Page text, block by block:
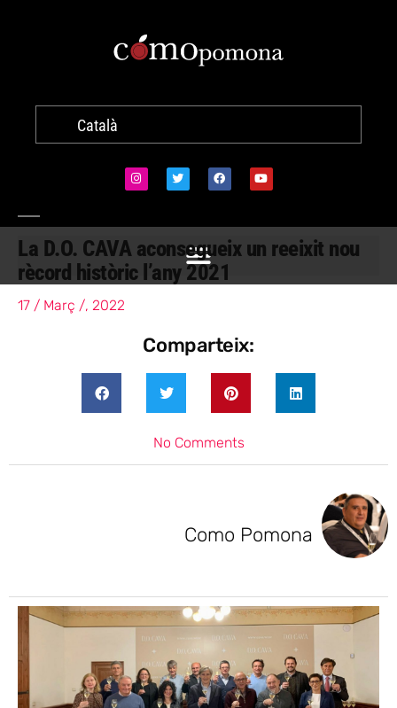
Català
La D.O. CAVA aconsegueix un reeixit nou
rècord històric l’any 2021
17 / Març /, 2022
Comparteix:
No Comments
Como Pomona